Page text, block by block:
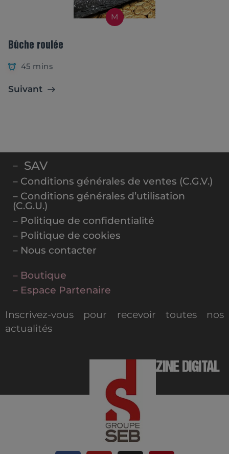
M
Bûche roulée
45 mins
Suivant
– SAV
– Conditions générales de ventes (C.G.V.)
– Conditions générales d’utilisation
(C.G.U.)
– Politique de confidentialité
– Politique de cookies
– Nous contacter
– Boutique
– Espace Partenaire
Inscrivez-vous pour recevoir toutes nos
actualités
MAGAZINE DIGITAL